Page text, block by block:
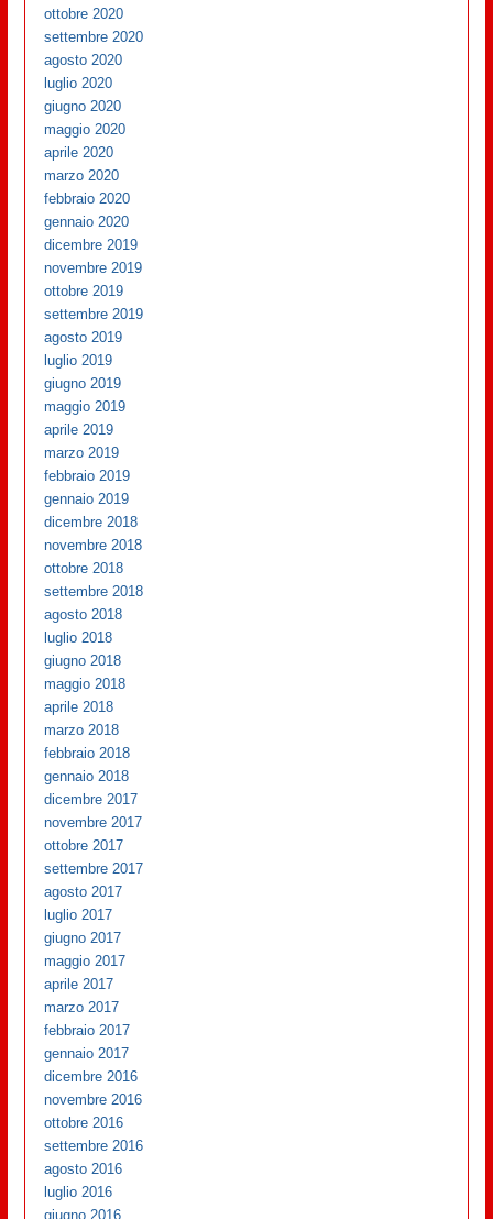
ottobre 2020
settembre 2020
agosto 2020
luglio 2020
giugno 2020
maggio 2020
aprile 2020
marzo 2020
febbraio 2020
gennaio 2020
dicembre 2019
novembre 2019
ottobre 2019
settembre 2019
agosto 2019
luglio 2019
giugno 2019
maggio 2019
aprile 2019
marzo 2019
febbraio 2019
gennaio 2019
dicembre 2018
novembre 2018
ottobre 2018
settembre 2018
agosto 2018
luglio 2018
giugno 2018
maggio 2018
aprile 2018
marzo 2018
febbraio 2018
gennaio 2018
dicembre 2017
novembre 2017
ottobre 2017
settembre 2017
agosto 2017
luglio 2017
giugno 2017
maggio 2017
aprile 2017
marzo 2017
febbraio 2017
gennaio 2017
dicembre 2016
novembre 2016
ottobre 2016
settembre 2016
agosto 2016
luglio 2016
giugno 2016